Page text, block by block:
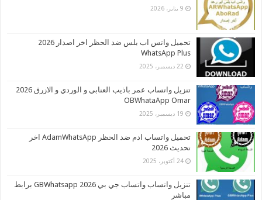
9 يناير، 2026
تحميل واتس اب بلس ضد الحظر اخر اصدار 2026
WhatsApp Plus
22 ديسمبر، 2025
تنزيل واتساب عمر باذيب العنابي و الوردي و الازرق 2026
OBWhataApp Omar
19 ديسمبر، 2025
تحميل واتساب ادم ضد الحظر AdamWhatsApp اخر
تحديث 2026
24 أكتوبر، 2025
تنزيل واتساب واتساب جي بي 2026 GBWhatsapp برابط
مباشر